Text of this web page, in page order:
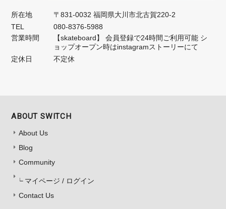
所在地
〒831-0032 福岡県大川市北古賀220-2
TEL
080-8376-5988
営業時間
【skateboard】 会員登録で24時間ご利用可能 シ
ョップオープン時はinstagramストーリーにて
定休日
不定休
ABOUT SWITCH
About Us
Blog
Community
マイページ / ログイン
Contact Us